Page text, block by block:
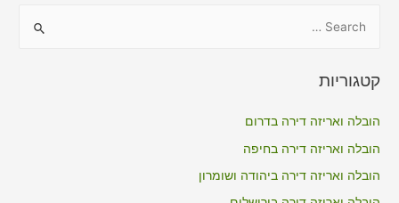
r
o
קטגוריות
הובלה ואריזה דירה בדרום
הובלה ואריזה דירה בחיפה
הובלה ואריזה דירה ביהודה ושומרון